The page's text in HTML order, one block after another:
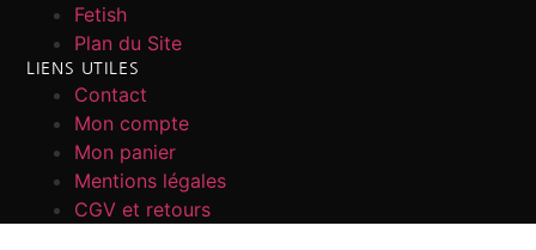
Fetish
Plan du Site
LIENS UTILES
Contact
Mon compte
Mon panier
Mentions légales
CGV et retours